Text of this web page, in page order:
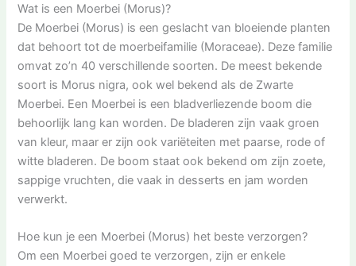
Wat is een Moerbei (Morus)?
De Moerbei (Morus) is een geslacht van bloeiende planten
dat behoort tot de moerbeifamilie (Moraceae). Deze familie
omvat zo’n 40 verschillende soorten. De meest bekende
soort is Morus nigra, ook wel bekend als de Zwarte
Moerbei. Een Moerbei is een bladverliezende boom die
behoorlijk lang kan worden. De bladeren zijn vaak groen
van kleur, maar er zijn ook variëteiten met paarse, rode of
witte bladeren. De boom staat ook bekend om zijn zoete,
sappige vruchten, die vaak in desserts en jam worden
verwerkt.
Hoe kun je een Moerbei (Morus) het beste verzorgen?
Om een Moerbei goed te verzorgen, zijn er enkele